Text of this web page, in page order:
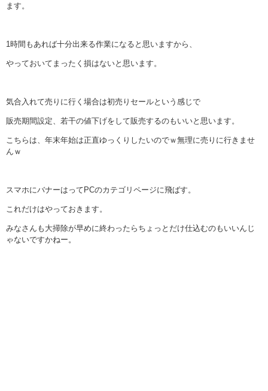
ます。
1時間もあれば十分出来る作業になると思いますから、
やっておいてまったく損はないと思います。
気合入れて売りに行く場合は初売りセールという感じで
販売期間設定、若干の値下げをして販売するのもいいと思います。
こちらは、年末年始は正直ゆっくりしたいのでｗ無理に売りに行きませ
んｗ
スマホにバナーはってPCのカテゴリページに飛ばす。
これだけはやっておきます。
みなさんも大掃除が早めに終わったらちょっとだけ仕込むのもいいんじ
ゃないですかねー。